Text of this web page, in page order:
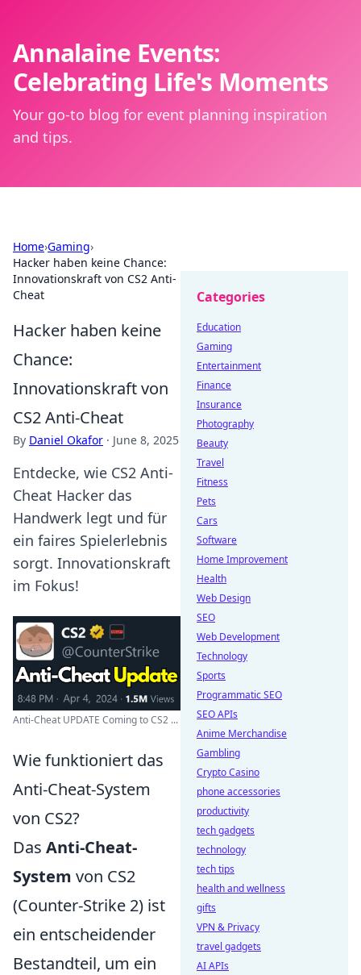
Annalaine Events:
Celebrating Life's Moments
Your go-to blog for event planning inspiration
and tips.
Home›Gaming›
Hacker haben keine Chance:
Innovationskraft von CS2 Anti-
Cheat
Hacker haben keine
Chance:
Innovationskraft von
CS2 Anti-Cheat
By Daniel Okafor · June 8, 2025
Entdecke, wie CS2 Anti-
Cheat Hacker das
Handwerk legt und für
ein faires Spielerlebnis
sorgt. Innovationskraft
im Fokus!
Anti-Cheat UPDATE Coming to CS2 ...
Wie funktioniert das
Anti-Cheat-System
von CS2?
Das Anti-Cheat-
System von CS2
(Counter-Strike 2) ist
ein entscheidender
Bestandteil, um ein
Categories
Education
Gaming
Entertainment
Finance
Insurance
Photography
Beauty
Travel
Fitness
Pets
Cars
Software
Home Improvement
Health
Web Design
SEO
Web Development
Technology
Sports
Programmatic SEO
SEO APIs
Anime Merchandise
Gambling
Crypto Casino
phone accessories
productivity
tech gadgets
technology
tech tips
health and wellness
gifts
VPN & Privacy
travel gadgets
AI APIs